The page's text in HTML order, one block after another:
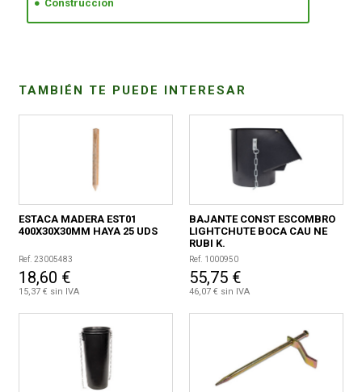
Construcción
TAMBIÉN TE PUEDE INTERESAR
ESTACA MADERA EST01
400X30X30MM HAYA 25 UDS
Ref. 23005483
18,60 €
15,37 € sin IVA
BAJANTE CONST ESCOMBRO
LIGHTCHUTE BOCA CAU NE
RUBI K.
Ref. 1000950
55,75 €
46,07 € sin IVA